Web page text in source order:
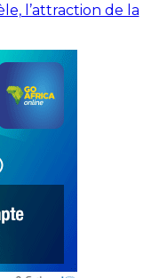
l’attraction de la